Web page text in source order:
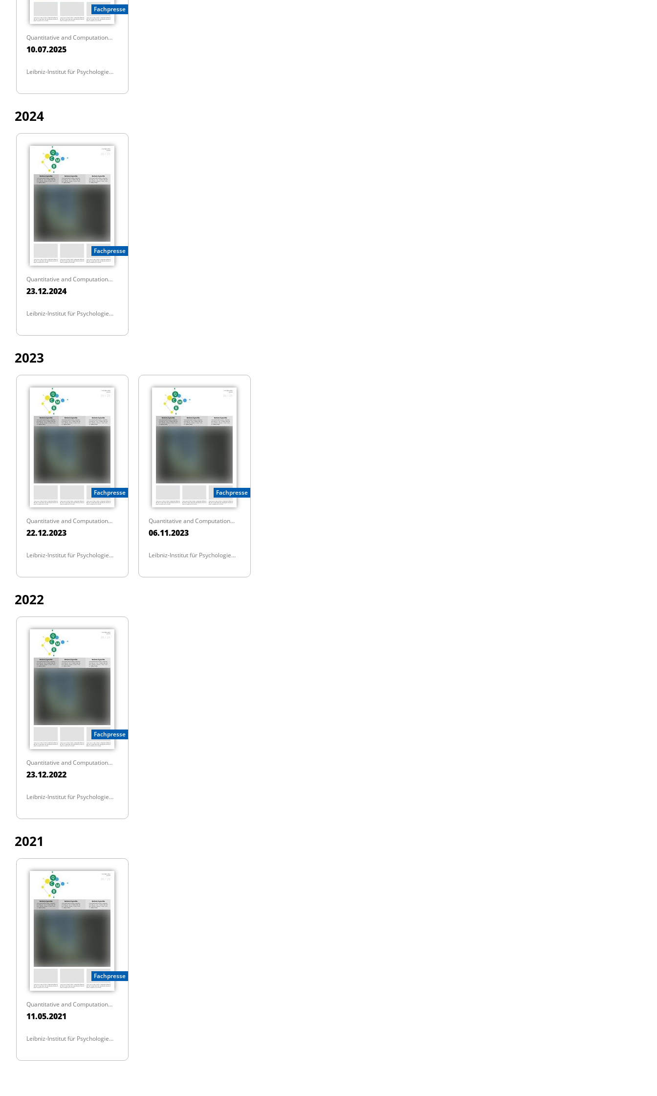
Fachpresse
Quantitative and Computational Methods in Behavioral Sciences
10.07.2025
Leibniz-Institut für Psychologie
2024
Fachpresse
Quantitative and Computational Methods in Behavioral Sciences
23.12.2024
Leibniz-Institut für Psychologie
2023
Fachpresse
Quantitative and Computational Methods in Behavioral Sciences
22.12.2023
Leibniz-Institut für Psychologie
Fachpresse
Quantitative and Computational Methods in Behavioral Sciences
06.11.2023
Leibniz-Institut für Psychologie
2022
Fachpresse
Quantitative and Computational Methods in Behavioral Sciences
23.12.2022
Leibniz-Institut für Psychologie
2021
Fachpresse
Quantitative and Computational Methods in Behavioral Sciences
11.05.2021
Leibniz-Institut für Psychologie